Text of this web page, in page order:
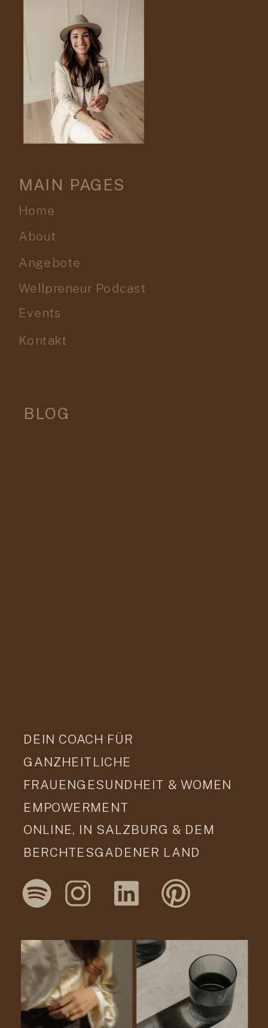
BLOG
Kontakt
Wellpreneur Podcast
Angebote
About
Home
MAIN PAGES
DEIN COACH FÜR
GANZHEITLICHE
FRAUENGESUNDHEIT & WOMEN
EMPOWERMENT
ONLINE, IN SALZBURG & DEM
BERCHTESGADENER LAND
Events